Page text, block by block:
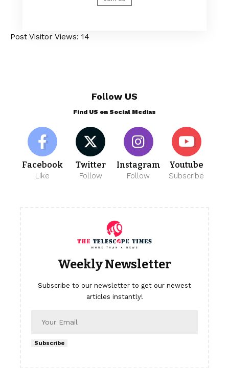
Post Visitor Views: 14
Follow US
Find US on Social Medias
Facebook
Like
Twitter
Follow
Instagram
Follow
Youtube
Subscribe
Weekly Newsletter
Subscribe to our newsletter to get our newest
articles instantly!
Subscribe